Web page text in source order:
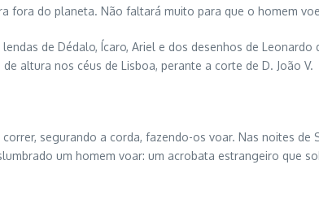
fora do planeta. Não faltará muito para que o homem
de Dédalo, Ícaro, Ariel e dos desenhos de
altura nos céus de Lisboa, perante a corte de D. João V.
segurando a corda, fazendo-os voar. Nas noites de
um homem voar: um acrobata estrangeiro que